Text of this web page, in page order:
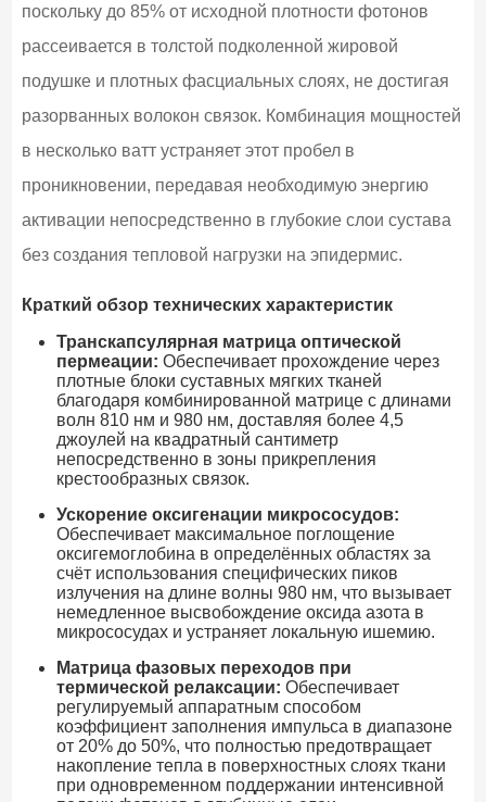
поскольку до 85% от исходной плотности фотонов
рассеивается в толстой подколенной жировой
подушке и плотных фасциальных слоях, не достигая
разорванных волокон связок. Комбинация мощностей
в несколько ватт устраняет этот пробел в
проникновении, передавая необходимую энергию
активации непосредственно в глубокие слои сустава
без создания тепловой нагрузки на эпидермис.
Краткий обзор технических характеристик
Транскапсулярная матрица оптической
пермеации: Обеспечивает прохождение через
плотные блоки суставных мягких тканей
благодаря комбинированной матрице с длинами
волн 810 нм и 980 нм, доставляя более 4,5
джоулей на квадратный сантиметр
непосредственно в зоны прикрепления
крестообразных связок.
Ускорение оксигенации микрососудов:
Обеспечивает максимальное поглощение
оксигемоглобина в определённых областях за
счёт использования специфических пиков
излучения на длине волны 980 нм, что вызывает
немедленное высвобождение оксида азота в
микрососудах и устраняет локальную ишемию.
Матрица фазовых переходов при
термической релаксации: Обеспечивает
регулируемый аппаратным способом
коэффициент заполнения импульса в диапазоне
от 20% до 50%, что полностью предотвращает
накопление тепла в поверхностных слоях ткани
при одновременном поддержании интенсивной